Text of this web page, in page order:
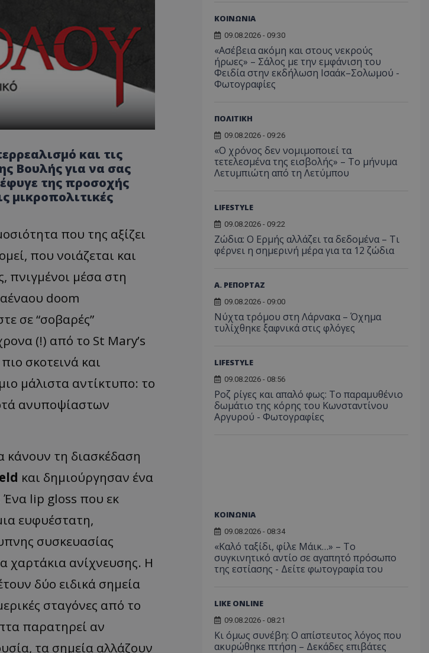
και τις
Βουλής για να σας
της προσοχής
μικροπολιτικές
που της αξίζει
που νοιάζεται και
πνιγμένοι μέσα στη
doom
σε “σοβαρές”
(!) από το St Mary’s
σκοτεινά και
μάλιστα αντίκτυπο: το
ανυποψίαστων
κάνουν τη διασκέδαση
και δημιούργησαν ένα
Ένα lip gloss που εκ
ευφυέστατη,
συσκευασίας
χαρτάκια ανίχνευσης. Η
δύο ειδικά σημεία
σταγόνες από το
παρατηρεί αν
τα σημεία αλλάζουν
ΚΟΙΝΩΝΙΑ
09.08.2026 - 09:30
«Ασέβεια ακόμη και στους νεκρούς
ήρωες» – Σάλος με την εμφάνιση του
Φειδία στην εκδήλωση Ισαάκ–Σολωμού -
Φωτογραφίες
ΠΟΛΙΤΙΚΗ
09.08.2026 - 09:26
«Ο χρόνος δεν νομιμοποιεί τα
τετελεσμένα της εισβολής» – Το μήνυμα
Λετυμπιώτη από τη Λετύμπου
LIFESTYLE
09.08.2026 - 09:22
Ζώδια: Ο Ερμής αλλάζει τα δεδομένα – Τι
φέρνει η σημερινή μέρα για τα 12 ζώδια
Α. ΡΕΠΟΡΤΑΖ
09.08.2026 - 09:00
Νύχτα τρόμου στη Λάρνακα – Όχημα
τυλίχθηκε ξαφνικά στις φλόγες
LIFESTYLE
09.08.2026 - 08:56
Ροζ ρίγες και απαλό φως: Το παραμυθένιο
δωμάτιο της κόρης του Κωνσταντίνου
Αργυρού - Φωτογραφίες
ΚΟΙΝΩΝΙΑ
09.08.2026 - 08:34
«Καλό ταξίδι, φίλε Μάικ…» – Το
συγκινητικό αντίο σε αγαπητό πρόσωπο
της εστίασης - Δείτε φωτογραφία του
LIKE ONLINE
09.08.2026 - 08:21
Κι όμως συνέβη: Ο απίστευτος λόγος που
ακυρώθηκε πτήση – Δεκάδες επιβάτες